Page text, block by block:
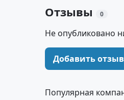
Отзывы 0
Не опубликовано
Добавить отзыв
Популярная